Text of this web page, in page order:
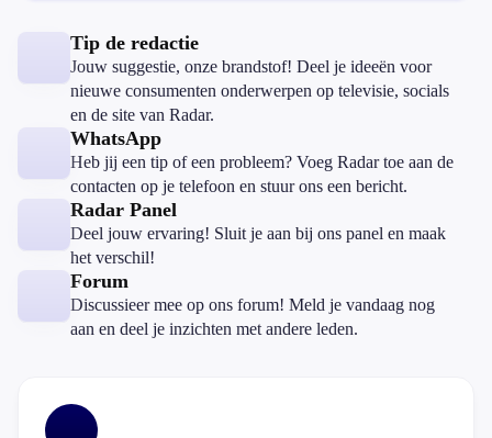
Tip de redactie
Jouw suggestie, onze brandstof! Deel je ideeën voor
nieuwe consumenten onderwerpen op televisie, socials
en de site van Radar.
WhatsApp
Heb jij een tip of een probleem? Voeg Radar toe aan de
contacten op je telefoon en stuur ons een bericht.
Radar Panel
Deel jouw ervaring! Sluit je aan bij ons panel en maak
het verschil!
Forum
Discussieer mee op ons forum! Meld je vandaag nog
aan en deel je inzichten met andere leden.